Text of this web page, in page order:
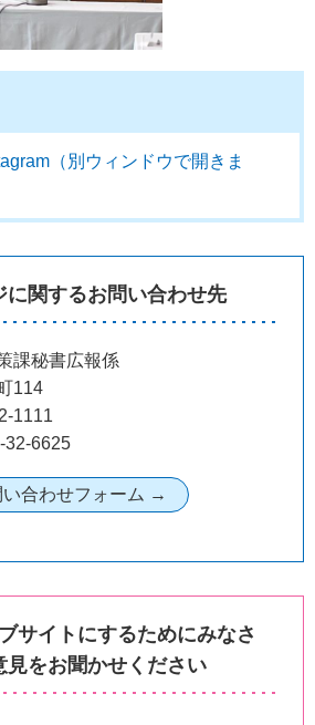
（別ウィンドウで開きま
に関するお問い合わせ先
課秘書広報係
114
1111
32-6625
サイトにするためにみなさ
見をお聞かせください